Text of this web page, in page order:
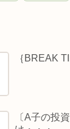
｛BREAK
〔A子の投